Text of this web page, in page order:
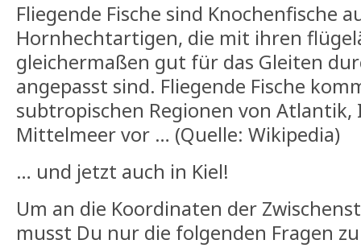
Fliegende Fische sind Knochenfische
Hornhechtartigen, die mit ihren
gleichermaßen gut für das Gleiten
angepasst sind. Fliegende Fische
subtropischen Regionen von
Mittelmeer vor … (Quelle: Wikipedia)
… und jetzt auch in Kiel!
Um an die Koordinaten der
musst Du nur die folgenden Fragen